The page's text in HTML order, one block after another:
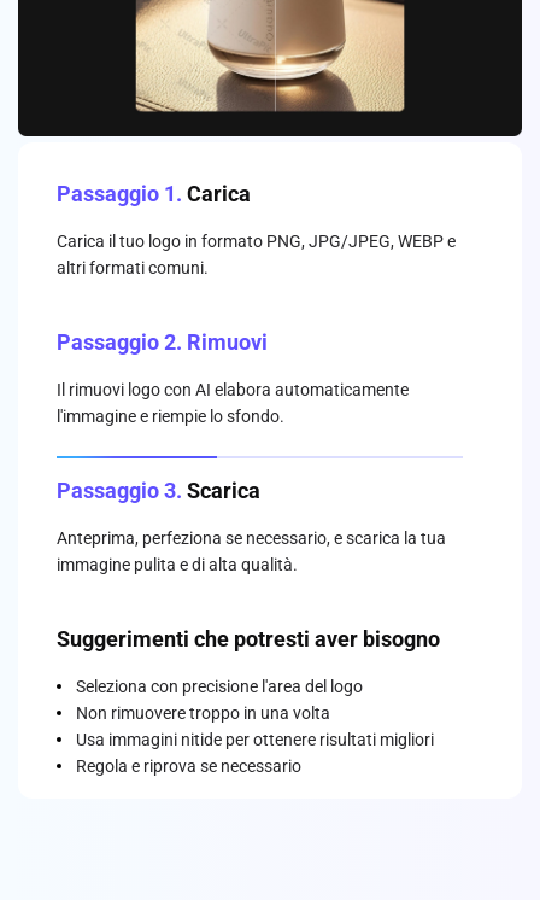
Passaggio 1. Carica
Carica il tuo logo in formato PNG, JPG/JPEG, WEBP e
altri formati comuni.
Passaggio 2. Rimuovi
Il rimuovi logo con AI elabora automaticamente
l'immagine e riempie lo sfondo.
Passaggio 3. Scarica
Anteprima, perfeziona se necessario, e scarica la tua
immagine pulita e di alta qualità.
Suggerimenti che potresti aver bisogno
Seleziona con precisione l'area del logo
Non rimuovere troppo in una volta
Usa immagini nitide per ottenere risultati migliori
Regola e riprova se necessario